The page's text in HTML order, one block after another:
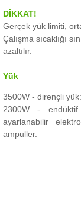
DİKKAT!
Gerçek yük limiti,
Çalışma sıcaklığı
azaltılır.
Yük
3500W - dirençli
2300W - endüktif
ayarlanabilir
ampuller.